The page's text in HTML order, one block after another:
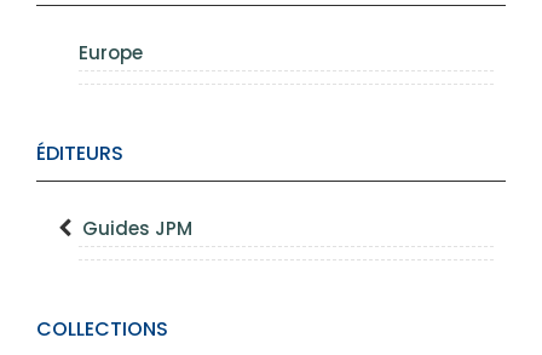
Europe
ÉDITEURS
Guides JPM
COLLECTIONS